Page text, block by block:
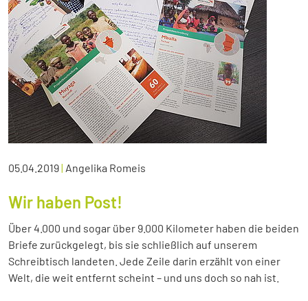
05.04.2019| Angelika Romeis
Wir haben Post!
Über 4.000 und sogar über 9.000 Kilometer haben die beiden
Briefe zurückgelegt, bis sie schließlich auf unserem
Schreibtisch landeten. Jede Zeile darin erzählt von einer
Welt, die weit entfernt scheint – und uns doch so nah ist.